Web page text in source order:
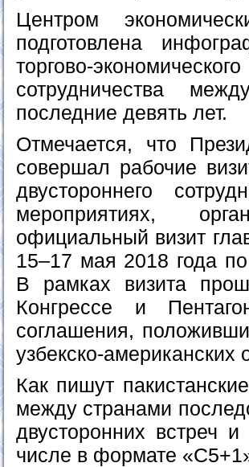
Центром
подготовлена
торгово-
сотрудничества
последние девять лет.
Отмечается, что
совершал рабочие
двустороннего
мероприятиях,
официальный визит
15–17 мая 2018 года
В рамках визита
Конгрессе и
соглашения,
узбекско-американских
Как пишут
между странами
двусторонних встреч
числе в формате